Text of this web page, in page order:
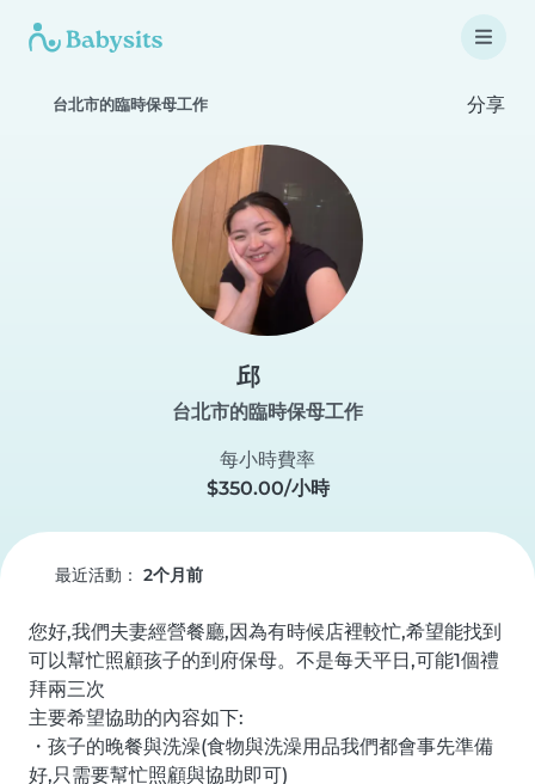
台北市的臨時保母工作 分享
邱
台北市的臨時保母工作
每小時費率
$350.00/小時
最近活動： 2个月前
您好,我們夫妻經營餐廳,因為有時候店裡較忙,希望能找到
可以幫忙照顧孩子的到府保母。不是每天平日,可能1個禮
拜兩三次
主要希望協助的內容如下:
・孩子的晚餐與洗澡(食物與洗澡用品我們都會事先準備
好,只需要幫忙照顧與協助即可)